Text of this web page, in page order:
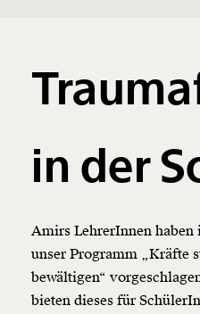
in der
Amirs LehrerInnen
unser Programm „Kräfte
bewältigen“
bieten dieses für